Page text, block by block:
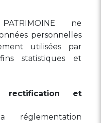
ne
personnelles
utilisées par
statistiques et
rectification et
réglementation